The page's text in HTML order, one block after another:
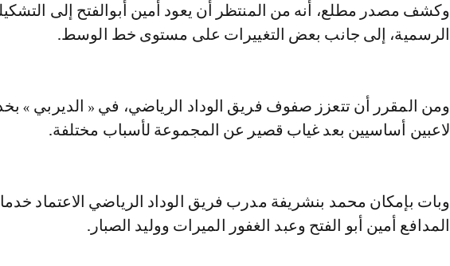
وكشف مصدر مطلع، أنه من المنتظر أن يعود أمين أبوالفتح إلى
الرسمية، إلى جانب بعض التغييرات على مستوى خط الوسط.
ومن المقرر أن تتعزز صفوف فريق الوداد الرياضي، في « الديربي »
لاعبين أساسيين بعد غياب قصير عن المجموعة لأسباب مختلفة.
وبات بإمكان محمد بنشريفة مدرب فريق الوداد الرياضي الاعتماد
المدافع أمين أبو الفتح وعبد الغفور الميرات ووليد الصبار.